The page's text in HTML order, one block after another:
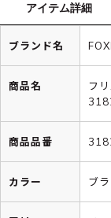
アイテム詳細
ブランド名
商品名
フ
商品品番
カラー ブ